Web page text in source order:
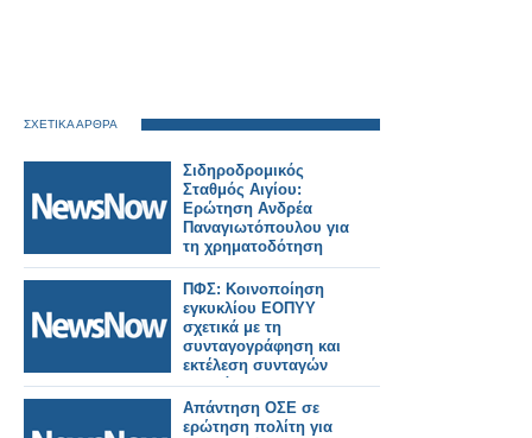
ΣΧΕΤΙΚΑ ΑΡΘΡΑ
Σιδηροδρομικός
Σταθμός Αιγίου:
Ερώτηση Ανδρέα
Παναγιωτόπουλου για
τη χρηματοδότηση
των
απαλλοτριώσεων.
ΠΦΣ: Κοινοποίηση
εγκυκλίου ΕΟΠΥΥ
σχετικά με τη
συνταγογράφηση και
εκτέλεση συνταγών
φαρμάκων για την
εξυπηρέτηση των
διακινούμενων
Απάντηση ΟΣΕ σε
ερώτηση πολίτη για